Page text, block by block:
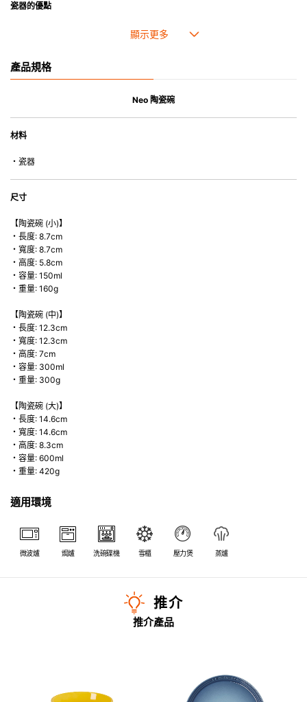
瓷器的優點
• 耐熱性極佳，適用於微波爐，也可放入焗爐，耐熱程度高達260℃。
• 可用於洗碗機。
• 合乎食用安全的塗層表面，幾乎不黏，食物容易脫落，清洗方便。
*不可直接用於熱源上
產品規格
Neo 陶瓷碗
材料
・瓷器
尺寸
【陶瓷碗 (小)】
・長度: 8.7cm
・寬度: 8.7cm
・高度: 5.8cm
・容量: 150ml
・重量: 160g
【陶瓷碗 (中)】
・長度: 12.3cm
・寬度: 12.3cm
・高度: 7cm
・容量: 300ml
・重量: 300g
【陶瓷碗 (大)】
・長度: 14.6cm
・寬度: 14.6cm
・高度: 8.3cm
・容量: 600ml
・重量: 420g
適用環境
微波爐 焗爐 洗碗碟機 雪櫃 壓力煲 蒸爐
推介
推介產品